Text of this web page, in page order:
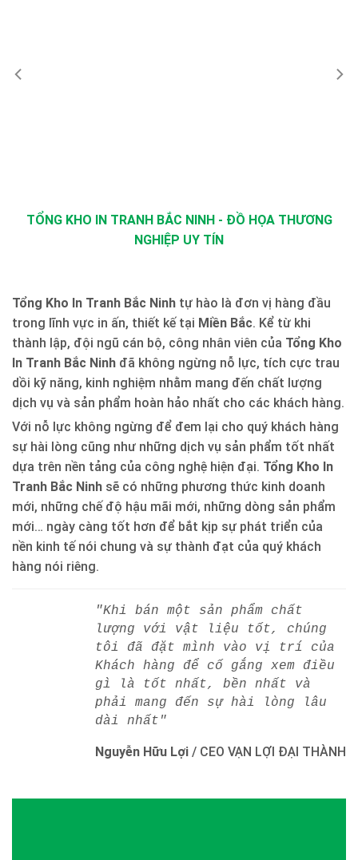
TỔNG KHO IN TRANH BẮC NINH - ĐỒ HỌA THƯƠNG
NGHIỆP UY TÍN
Tổng Kho In Tranh Bắc Ninh tự hào là đơn vị hàng đầu
trong lĩnh vực in ấn, thiết kế tại Miền Bắc. Kể từ khi
thành lập, đội ngũ cán bộ, công nhân viên của Tổng Kho
In Tranh Bắc Ninh đã không ngừng nỗ lực, tích cực trau
dồi kỹ năng, kinh nghiệm nhằm mang đến chất lượng
dịch vụ và sản phẩm hoàn hảo nhất cho các khách hàng.
Với nỗ lực không ngừng để đem lại cho quý khách hàng
sự hài lòng cũng như những dịch vụ sản phẩm tốt nhất
dựa trên nền tảng của công nghệ hiện đại. Tổng Kho In
Tranh Bắc Ninh sẽ có những phương thức kinh doanh
mới, những chế độ hậu mãi mới, những dòng sản phẩm
mới… ngày càng tốt hơn để bắt kịp sự phát triển của
nền kinh tế nói chung và sự thành đạt của quý khách
hàng nói riêng.
"Khi bán một sản phẩm chất
lượng với vật liệu tốt, chúng
tôi đã đặt mình vào vị trí của
Khách hàng để cố gắng xem điều
gì là tốt nhất, bền nhất và
phải mang đến sự hài lòng lâu
dài nhất"
Nguyễn Hữu Lợi / CEO VẠN LỢI ĐẠI THÀNH